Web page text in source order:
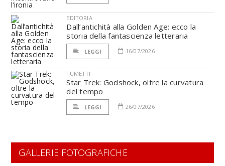
EDITORIA
Dall’antichità alla Golden Age: ecco la
storia della fantascienza letteraria
LEGGI 16/07/2026
FUMETTI
Star Trek: Godshock, oltre la curvatura
del tempo
LEGGI 26/07/2026
GALLERIE FOTOGRAFICHE